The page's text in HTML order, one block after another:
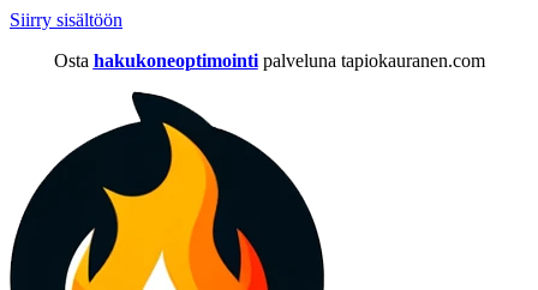
Siirry sisältöön
Osta hakukoneoptimointi palveluna tapiokauranen.com